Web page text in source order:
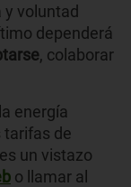
voluntad
dependerá
, colaborar
energía
tarifas de
un vistazo
o llamar al